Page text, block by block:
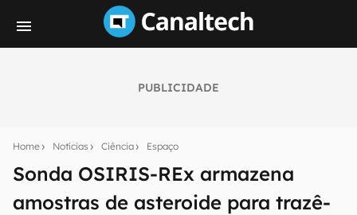
PUBLICIDADE
Home Notícias Ciência Espaço
Sonda OSIRIS-REx armazena
amostras de asteroide para trazê-
notícias e reviews sobre tecnologia em primeira
mão.
E-mail